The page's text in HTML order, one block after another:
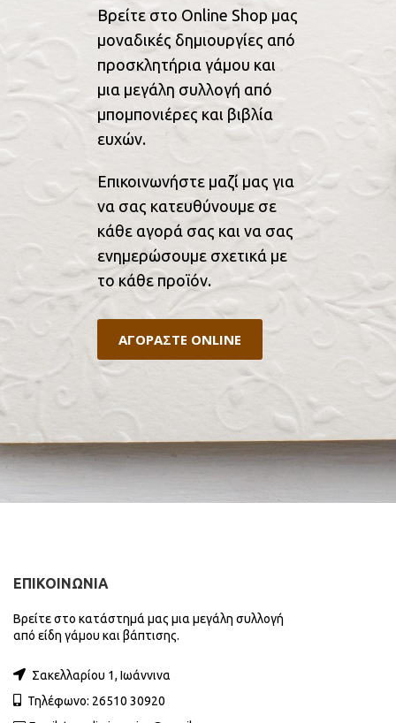
Βρείτε στο Online Shop μας
μοναδικές δημιουργίες από
προσκλητήρια γάμου και
μια μεγάλη συλλογή από
μπομπονιέρες και βιβλία
ευχών.
Επικοινωνήστε μαζί μας για
να σας κατευθύνουμε σε
κάθε αγορά σας και να σας
ενημερώσουμε σχετικά με
το κάθε προϊόν.
ΑΓΟΡΑΣΤΕ ONLINE
ΕΠΙΚΟΙΝΩΝΙΑ
Βρείτε στο κατάστημά μας μια μεγάλη συλλογή
από είδη γάμου και βάπτισης.
Σακελλαρίου 1, Ιωάννινα
Τηλέφωνο: 26510 30920